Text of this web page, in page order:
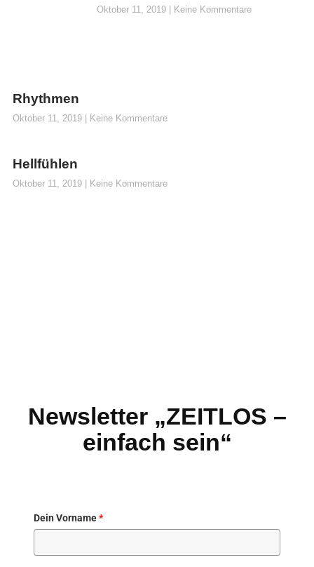
Oktober 11, 2019 Keine Kommentare
Rhythmen
Oktober 11, 2019 Keine Kommentare
Hellfühlen
Oktober 11, 2019 Keine Kommentare
Newsletter „ZEITLOS –
einfach sein“
Dein Vorname*